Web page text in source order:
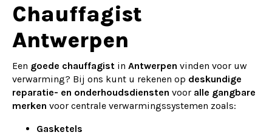
Alternative:
Chauffagist
Antwerpen
Een goede chauffagist in Antwerpen vinden voor uw
verwarming? Bij ons kunt u rekenen op deskundige
reparatie- en onderhoudsdiensten voor alle gangbare
merken voor centrale verwarmingssystemen zoals:
Gasketels